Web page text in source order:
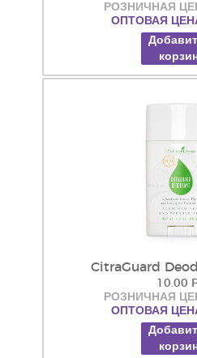
РОЗНИЧНАЯ
ОПТОВАЯ
CitraGuard
10.00
РОЗНИЧНАЯ
ОПТОВАЯ